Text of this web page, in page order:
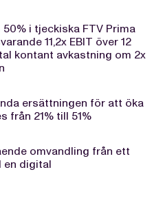
i tjeckiska FTV Prima
11,2x EBIT över 12
kontant avkastning om 2x
ersättningen för att öka
från 21% till 51%
omvandling från ett
en digital